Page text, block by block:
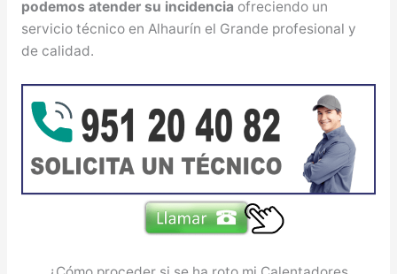
podemos atender su incidencia ofreciendo un
servicio técnico en Alhaurín el Grande profesional y
de calidad.